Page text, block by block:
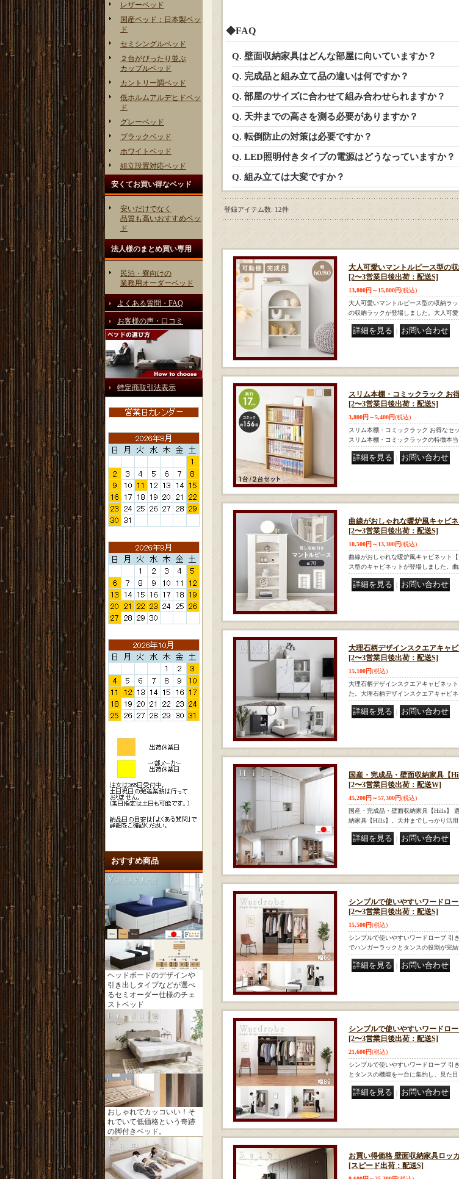
レザーベッド
国産ベッド：日本製ベッ
ド
セミシングルベッド
２台がぴったり並ぶ
カップルベッド
カントリー調ベッド
低ホルムアルデヒドベッ
ド
グレーベッド
ブラックベッド
ホワイトベッド
組立設置対応ベッド
安くてお買い得なベッド
安いだけでなく
品質も高いおすすめベッ
ド
法人様のまとめ買い専用
民泊・寮向けの
業務用オーダーベッド
よくある質問・FAQ
お客様の声・口コミ
特定商取引法表示
おすすめ商品
ヘッドボードのデザインや
引き出しタイプなどが選べ
るセミオーダー仕様のチェ
ストベッド
おしゃれでカッコいい！そ
れでいて低価格という奇跡
の脚付きベッド。
◆FAQ
Q. 壁面収納家具はどんな部屋に向いていますか？
Q. 完成品と組み立て品の違いは何ですか？
Q. 部屋のサイズに合わせて組み合わせられますか？
Q. 天井までの高さを測る必要がありますか？
Q. 転倒防止の対策は必要ですか？
Q. LED照明付きタイプの電源はどうなっていますか？
Q. 組み立ては大変ですか？
登録アイテム数: 12件
大人可愛いマントルピース型の
[2〜3営業日後出荷：配送S]
13,800円～15,800円(税込)
大人可愛いマントルピース型の収納ラ
の収納ラックが登場しました。大人可
スリム本棚・コミックラック お
[2〜3営業日後出荷：配送S]
3,800円～5,400円(税込)
スリム本棚・コミックラック お得なセ
スリム本棚・コミックラックの特徴本
曲線がおしゃれな暖炉風キャビ
[2〜3営業日後出荷：配送S]
10,500円～13,300円(税込)
曲線がおしゃれな暖炉風キャビネット
ス型のキャビネットが登場しました。
大理石柄デザインスクエアキャビ
[2〜3営業日後出荷：配送S]
15,100円(税込)
大理石柄デザインスクエアキャビネッ
た。大理石柄デザインスクエアキャビ
国産・完成品・壁面収納家具【
[2〜3営業日後出荷：配送W]
45,200円～57,300円(税込)
国産・完成品・壁面収納家具【Hills】
納家具【Hills】。天井までしっかり活
シンプルで使いやすいワードロ
[2〜3営業日後出荷：配送S]
15,500円(税込)
シンプルで使いやすいワードローブ 引
でハンガーラックとタンスの役割が完
シンプルで使いやすいワードロ
[2〜3営業日後出荷：配送S]
21,600円(税込)
シンプルで使いやすいワードローブ 引
とタンスの機能を一台に集約し、見た
お買い得価格 壁面収納家具ロッ
[スピード出荷：配送S]